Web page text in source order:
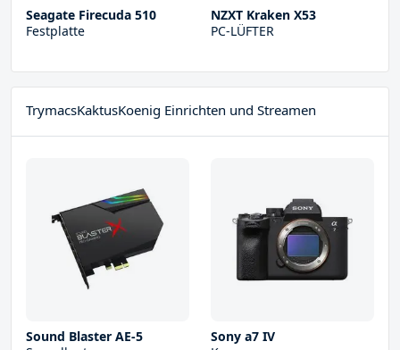
Seagate Firecuda 510
Festplatte
NZXT Kraken X53
PC-LÜFTER
TrymacsKaktusKoenig Einrichten und Streamen
Sound Blaster AE-5
Sony a7 IV